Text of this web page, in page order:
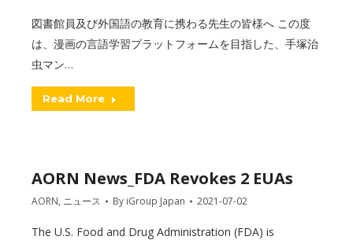
図書館員及び外国語の教育に携わる先生の皆様へ この度
は、漫画の言語学習プラットフォームを目指した、手塚治
虫マン…
Read More
AORN News_FDA Revokes 2 EUAs
AORN, ニュース By iGroup Japan 2021-07-02
The U.S. Food and Drug Administration (FDA) is